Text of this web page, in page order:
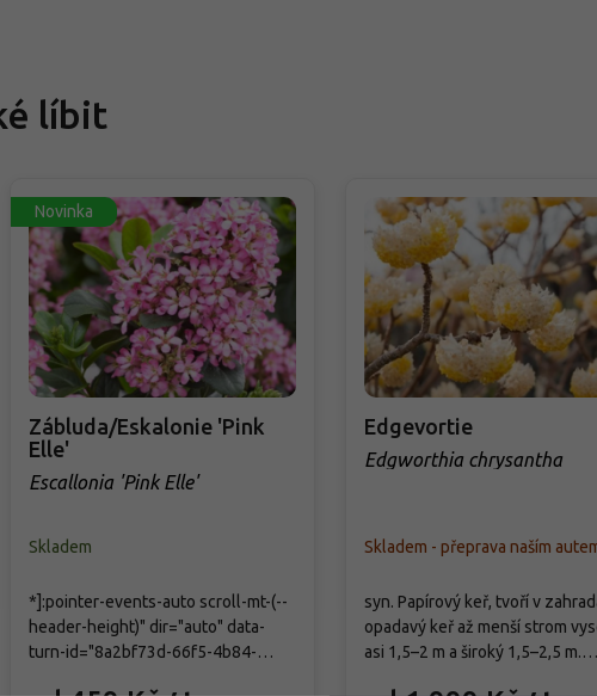
líbit
Novinka
Zábluda/Eskalonie 'Pink
Elle'
Escallonia 'Pink Elle'
Skladem
*]:pointer-events-auto scroll-mt-(--
header-height)" dir="auto" data-
turn-id="8a2bf73d-66f5-4b84-
Edgevortie
Edgworthia chrysantha
Skladem - přeprava naším
syn. Papírový keř, tvoří v
opadavý keř až menší strom
asi 1,5–2 m a široký 1,5–2,5 m.